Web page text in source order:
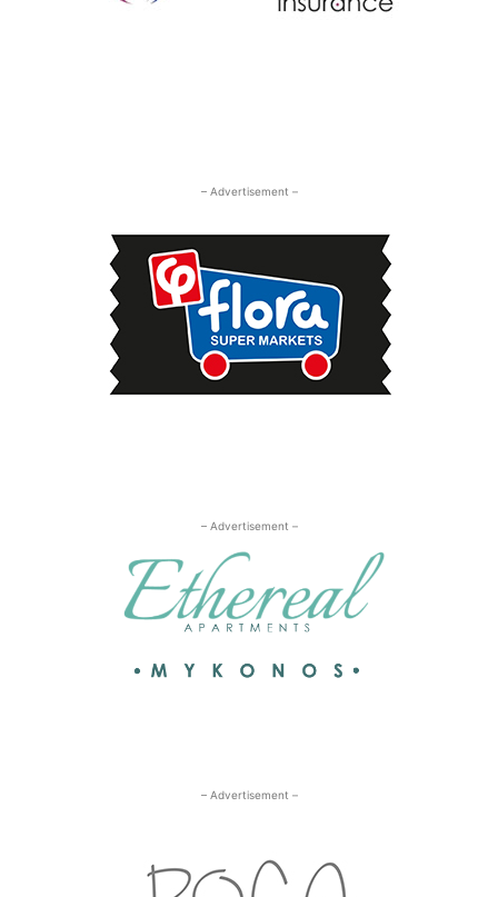
– Advertisement –
– Advertisement –
– Advertisement –